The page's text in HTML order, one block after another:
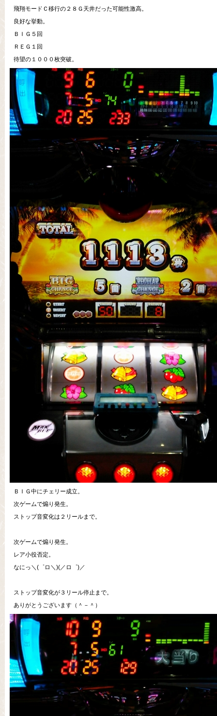
飛翔モードＣ移行の２８Ｇ天井だった可能性激高。
良好な挙動。
ＢＩＧ５回
ＲＥＧ１回
待望の１０００枚突破。
ＢＩＧ中にチェリー成立。
次ゲームで煽り発生。
ストップ音変化は２リールまで。
次ゲームで煽り発生。
レア小役否定。
なにっ＼(゜ロ＼)(／ロ゜)／
ストップ音変化が３リール停止まで。
ありがとうございます（＾－＾）